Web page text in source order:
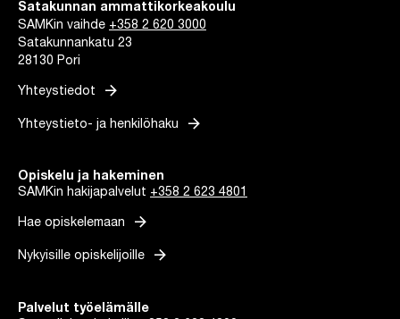
Satakunnan ammattikorkeakoulu
SAMKin vaihde +358 2 620 3000
Satakunnankatu 23
28130 Pori
Yhteystiedot arrow_forward
Yhteystieto- ja henkilöhaku arrow_forward
Opiskelu ja hakeminen
SAMKin hakijapalvelut +358 2 623 4801
Hae opiskelemaan arrow_forward
Nykyisille opiskelijoille arrow_forward
Palvelut työelämälle